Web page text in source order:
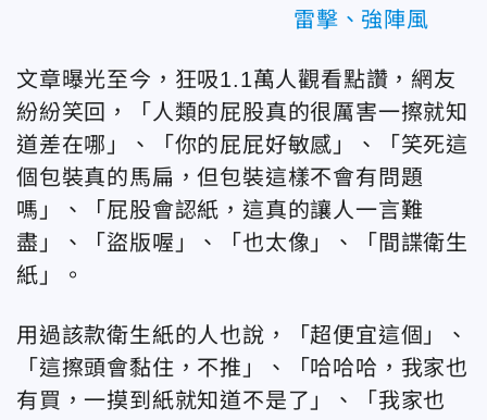
雷擊、強陣風
文章曝光至今，狂吸1.1萬人觀看點讚，網友
紛紛笑回，「人類的屁股真的很厲害一擦就知
道差在哪」、「你的屁屁好敏感」、「笑死這
個包裝真的馬扁，但包裝這樣不會有問題
嗎」、「屁股會認紙，這真的讓人一言難
盡」、「盜版喔」、「也太像」、「間諜衛生
紙」。
用過該款衛生紙的人也說，「超便宜這個」、
「這擦頭會黏住，不推」、「哈哈哈，我家也
有買，一摸到紙就知道不是了」、「我家也